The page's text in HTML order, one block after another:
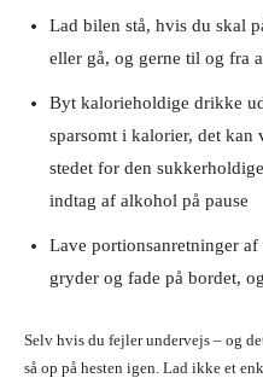
Lad bilen stå, hvis du skal
eller gå, og gerne til og fra
Byt kalorieholdige drikke
sparsomt i kalorier, det
stedet for den
indtag af alkohol på pause
Lave portionsanretninger
gryder og fade på bordet,
Selv hvis du fejler undervejs – og
så op på hesten igen. Lad ikke et